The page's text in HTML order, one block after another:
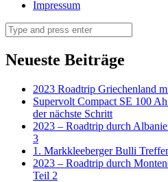
Impressum
Search
Neueste Beiträge
2023 Roadtrip Griechenland
Supervolt Compact SE 100
der nächste Schritt
2023 – Roadtrip durch
3
1. Markkleeberger Bulli
2023 – Roadtrip durch
Teil 2